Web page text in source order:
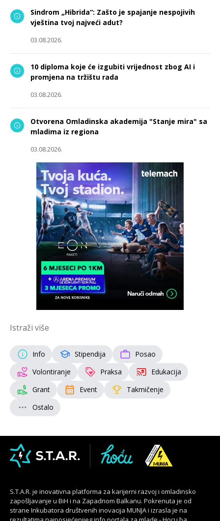
Sindrom „Hibrida“: Zašto je spajanje nespojivih
vještina tvoj najveći adut?
03.08.2026.
10 diploma koje će izgubiti vrijednost zbog AI i
promjena na tržištu rada
03.08.2026.
Otvorena Omladinska akademija "Stanje mira" sa
mladima iz regiona
03.08.2026.
Istraži više
Info Stipendija
Posao
Volontiranje
Praksa
Edukacija
Grant
Event
Takmičenje
Ostalo
S.T.A.R. je inovativna platforma za karijerni razvoj i omladinsko
zapošljavanje u BiH i na Zapadnom Balkanu. Pokrenuta je od
strane Inkubatora društvenih inovacija MUNJA i izrasla je na